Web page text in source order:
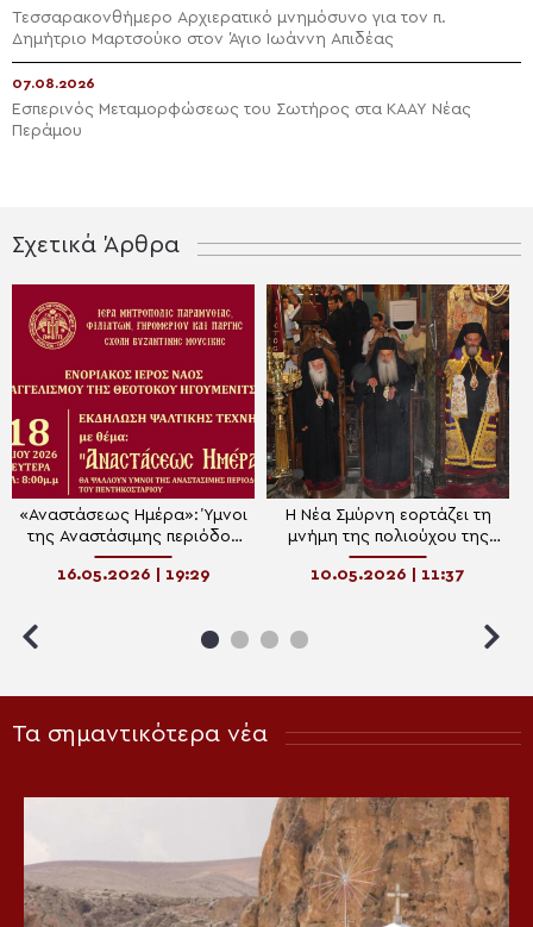
Τεσσαρακονθήμερο Αρχιερατικό μνημόσυνο για τον π.
Δημήτριο Μαρτσούκο στον Άγιο Ιωάννη Απιδέας
07.08.2026
Εσπερινός Μεταμορφώσεως του Σωτήρος στα ΚΑΑΥ Νέας
Περάμου
Σχετικά Άρθρα
«Αναστάσεως Ημέρα»: Ύμνοι
της Αναστάσιμης περιόδου
του Πεντηκοσταρίου στην
Ηγουμενίτσα
16.05.2026 | 19:29
Η Νέα Σμύρνη εορτάζει τη
μνήμη της πολιούχου της
Αγίας Φωτεινής
10.05.2026 | 11:37
Τα σημαντικότερα νέα